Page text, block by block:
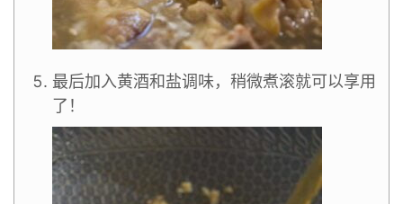
最后加入黄酒和盐调味，稍微煮滚就可以享用
了！